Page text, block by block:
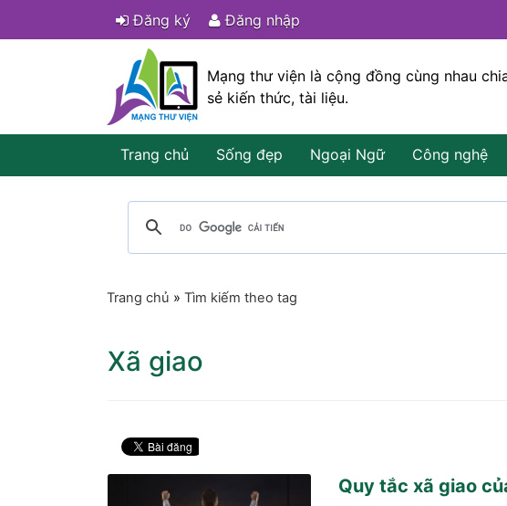
Đăng ký Đăng nhập
Mạng thư viện là cộng đồng cùng nhau
sẻ kiến thức, tài liệu.
Trang chủ Sống đẹp Ngoại Ngữ Công nghệ
Trang chủ » Tìm kiếm theo tag
Xã giao
Quy tắc xã giao